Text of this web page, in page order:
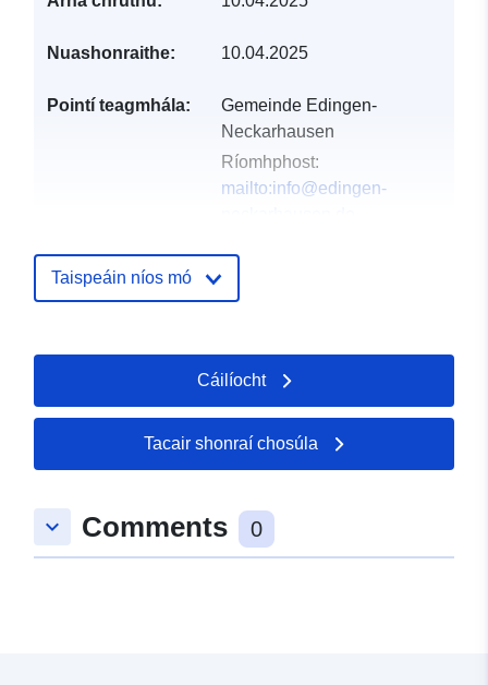
Nuashonraithe: 10.04.2025
Pointí teagmhála:
Gemeinde Edingen-
Neckarhausen
Ríomhphost:
mailto:info@edingen-
68535, Deutschland
neckarhausen.de
Taifead Catalóige: Curtha le data.europa.eu: 23
February 2026
Nuashonraithe ar data.europa.eu:
Spásúil: Comhordanáidí:
Taispeáin níos mó
Cáilíocht
Tacair shonraí chosúla
keyboard_arrow_down Comments 0